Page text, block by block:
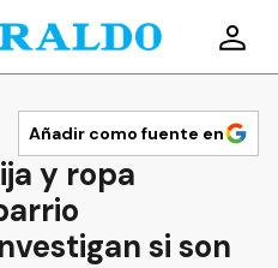
Añadir como fuente en
y ropa
si son